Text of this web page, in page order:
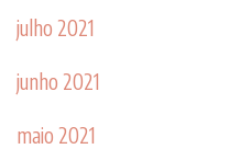
julho 2021
junho 2021
maio 2021